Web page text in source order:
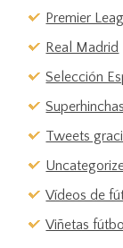
Premier
Real Madrid
Selección
Superhinchas
Tweets
Vídeos de
Viñetas fútbol